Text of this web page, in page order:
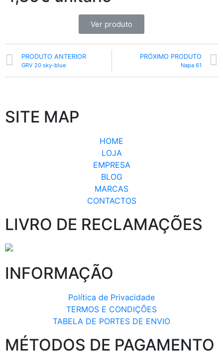
Ver produto
PRODUTO ANTERIOR
GRV 20 sky-blue
PRÓXIMO PRODUTO
Napa 61
SITE MAP
HOME
LOJA
EMPRESA
BLOG
MARCAS
CONTACTOS
LIVRO DE RECLAMAÇÕES
INFORMAÇÃO
Política de Privacidade
TERMOS E CONDIÇÕES
TABELA DE PORTES DE ENVIO
MÉTODOS DE PAGAMENTO